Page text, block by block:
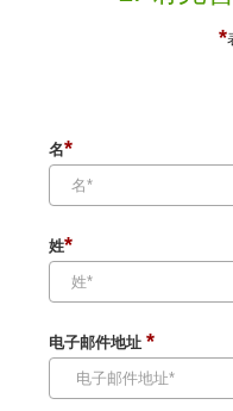
*
名*
姓*
电子邮件地址 *